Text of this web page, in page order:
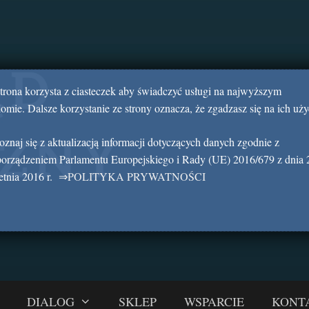
DIALOG SKLEP WSPARCIE
korzysta z ciasteczek aby świadczyć usługi na najwyższym
Dalsze korzystanie ze strony oznacza, że zgadzasz się na ich
się z aktualizacją informacji dotyczących danych zgodnie z
Parlamentu Europejskiego i Rady (UE) 2016/679 z dnia
2016 r. ⇒POLITYKA PRYWATNOŚCI